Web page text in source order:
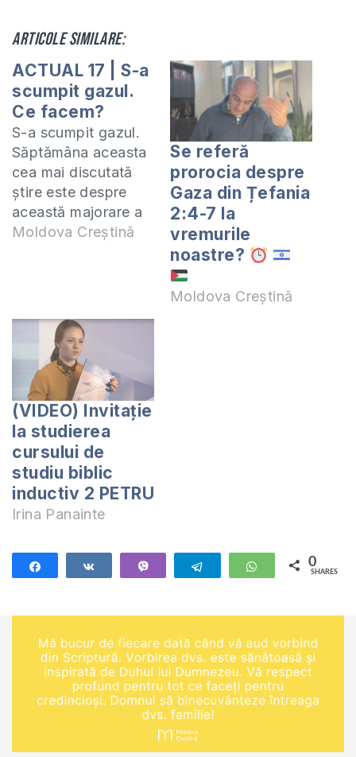
Articole similare:
ACTUAL 17 | S-a
scumpit gazul.
Ce facem?
S-a scumpit gazul.
Săptămâna aceasta
cea mai discutată
știre este despre
această majorare a
tarifelor pe gaz.
Discutăm acest
subiect și alte
subiecte actuale în
această ediție a
emisiunii ACTUAL,
împreună cu fiica
mea, Tika. Te invit
să studiem…
Moldova Creștină
Se referă
prorocia despre
Gaza din Țefania
2:4-7 la
vremurile
noastre?
Moldova Creștină
(VIDEO) Invitație
la studierea
cursului de
studiu biblic
inductiv 2 PETRU
Irina Panainte
Telegram WhatsApp
0
SHARES